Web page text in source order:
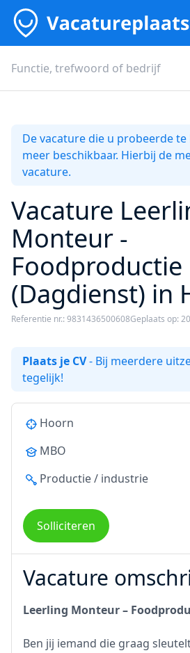
De vacature die u probeerde
meer beschikbaar. Hierbij de
vacature.
Vacature
Monteur -
Foodproductie
(Dagdienst) in
Referentie nr.: 9831436500608Geplaats op:
Plaats je CV- Bij meerdere
tegelijk!
Hoorn
MBO
Productie / industrie
Solliciteren
Vacature
Leerling Monteur –
Ben jij iemand die graag